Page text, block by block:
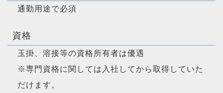
通勤用途で必須
資格
玉掛、溶接等の資格所有者は優遇
※専門資格に関しては入社してから取得していた
だけます。